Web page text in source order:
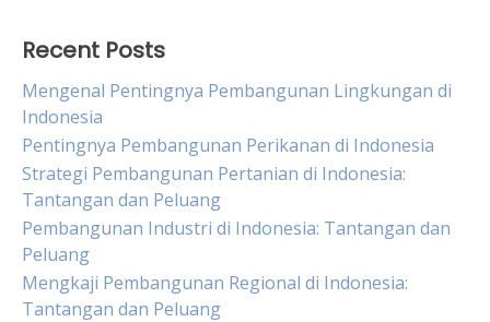
Recent Posts
Mengenal Pentingnya Pembangunan Lingkungan di
Indonesia
Pentingnya Pembangunan Perikanan di Indonesia
Strategi Pembangunan Pertanian di Indonesia:
Tantangan dan Peluang
Pembangunan Industri di Indonesia: Tantangan dan
Peluang
Mengkaji Pembangunan Regional di Indonesia:
Tantangan dan Peluang